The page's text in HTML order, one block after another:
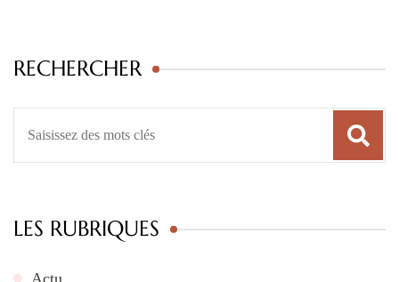
RECHERCHER
LES RUBRIQUES